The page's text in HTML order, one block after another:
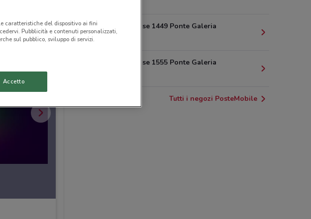
Via Portuense 1449 Ponte Galeria
Via Portuense 1555 Ponte Galeria
Tutti i negozi PosteMobile
caratteristiche del dispositivo ai fini
Pubblicità e contenuti personalizzati,
sul pubblico, sviluppo di servizi.
Accetto